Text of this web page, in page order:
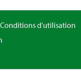
Conditions d'utilisation